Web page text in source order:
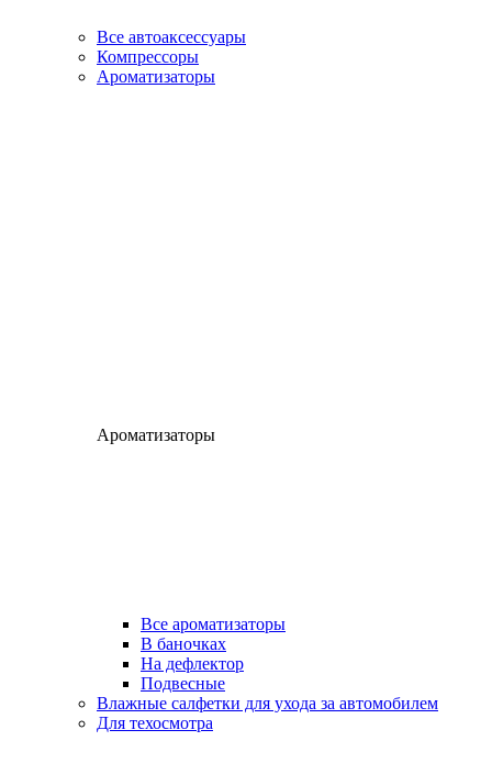
Все автоаксессуары
Компрессоры
Ароматизаторы
Ароматизаторы
Все ароматизаторы
В баночках
На дефлектор
Подвесные
Влажные салфетки для ухода за автомобилем
Для техосмотра